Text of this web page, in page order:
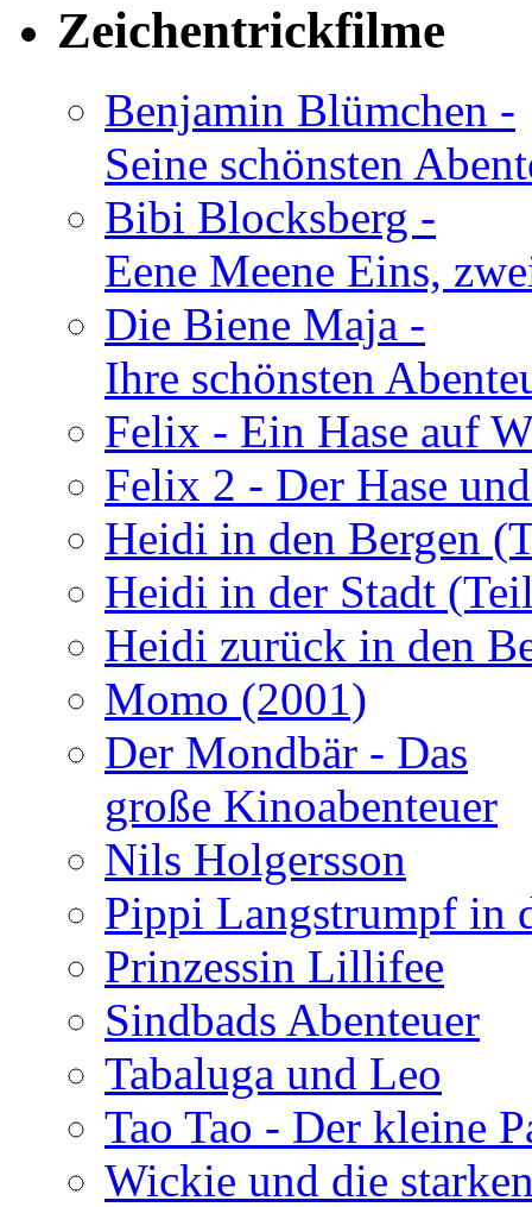
Zeichentrickfilme
Benjamin Blümchen -
Seine schönsten
Bibi Blocksberg -
Eene Meene Eins,
Die Biene Maja -
Ihre schönsten
Felix - Ein Hase auf
Felix 2 - Der Hase
Heidi in den Bergen
Heidi in der Stadt
Heidi zurück in den
Momo (2001)
Der Mondbär - Das
große Kinoabenteuer
Nils Holgersson
Pippi Langstrumpf in
Prinzessin Lillifee
Sindbads Abenteuer
Tabaluga und Leo
Tao Tao - Der kleine
Wickie und die